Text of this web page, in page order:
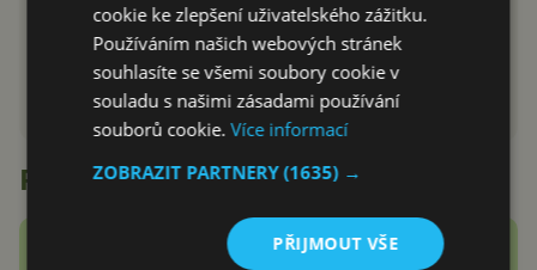
Recenze
Google Fitbit Air recenze:
cookie ke zlepšení uživatelského zážitku.
Používáním našich webových stránek
souhlasíte se všemi soubory cookie v
souladu s našimi zásadami používání
souborů cookie.Více informací
ZOBRAZIT PARTNERY(1635) →
PŘIJMOUT VŠE